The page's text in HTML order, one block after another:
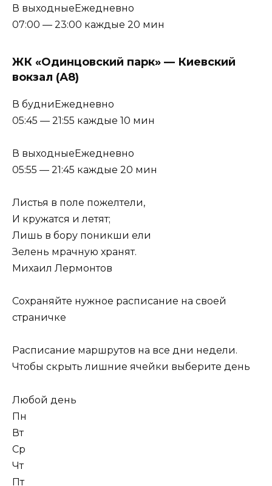
В выходныеЕжедневно
07:00 — 23:00 каждые 20 мин
ЖК «Одинцовский парк» — Киевский
вокзал (А8)
В будниЕжедневно
05:45 — 21:55 каждые 10 мин
В выходныеЕжедневно
05:55 — 21:45 каждые 20 мин
Листья в поле пожелтели,
И кружатся и летят;
Лишь в бору поникши ели
Зелень мрачную хранят.
Михаил Лермонтов
Сохраняйте нужное расписание на своей
страничке
Расписание маршрутов на все дни недели.
Чтобы скрыть лишние ячейки выберите день
Любой день
Пн
Вт
Ср
Чт
Пт